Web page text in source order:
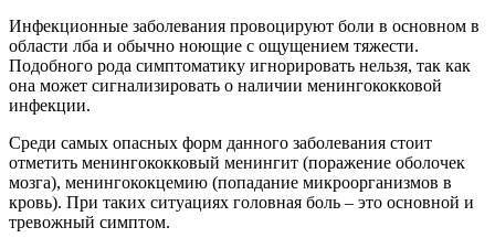
Инфекционные заболевания провоцируют боли в основном в
области лба и обычно ноющие с ощущением тяжести.
Подобного рода симптоматику игнорировать нельзя, так как
она может сигнализировать о наличии менингококковой
инфекции.
Среди самых опасных форм данного заболевания стоит
отметить менингококковый менингит (поражение оболочек
мозга), менингококцемию (попадание микроорганизмов в
кровь). При таких ситуациях головная боль – это основной и
тревожный симптом.